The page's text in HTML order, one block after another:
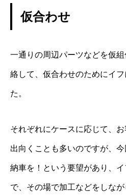
仮合わせ
一通りの周辺パーツなどを仮
絡して、仮合わせのためにイ
た。
それぞれにケースに応じて、
出向くことも多いのですが、
納車を！という要望があり、
で、その場で加工などをしな